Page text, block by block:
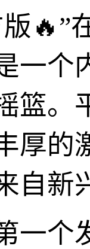
🔥”
一个
篮。
厚的
自新
一个